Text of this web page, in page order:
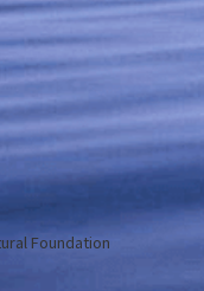
Foundation